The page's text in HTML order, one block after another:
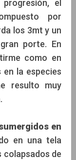
el
por
los 3mt y un
porte. En
como en
en la especies
resulto muy
en
en una tela
colapsados de